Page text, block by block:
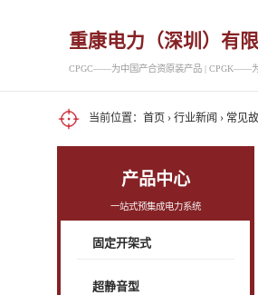
重康电力（深圳）有
CPGC——为中国产合资原装产品 | CPGK——
当前位置： 首页 › 行业新闻 › 常见
产品中心
一站式预集成电力系统
固定开架式
超静音型